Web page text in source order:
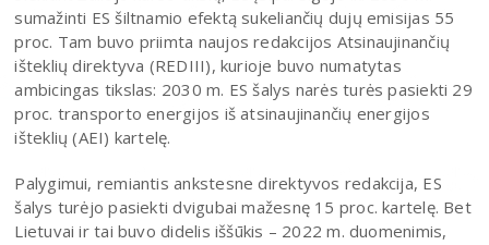
sumažinti ES šiltnamio efektą sukeliančių dujų emisijas 55
proc. Tam buvo priimta naujos redakcijos Atsinaujinančių
išteklių direktyva (REDIII), kurioje buvo numatytas
ambicingas tikslas: 2030 m. ES šalys narės turės pasiekti 29
proc. transporto energijos iš atsinaujinančių energijos
išteklių (AEI) kartelę.
Palygimui, remiantis ankstesne direktyvos redakcija, ES
šalys turėjo pasiekti dvigubai mažesnę 15 proc. kartelę. Bet
Lietuvai ir tai buvo didelis iššūkis – 2022 m. duomenimis,